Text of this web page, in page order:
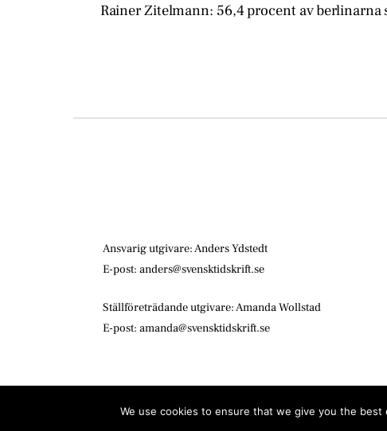
Rainer Zitelmann: 56,4 procent av
Ansvarig utgivare: Anders Ydstedt
E-post: anders@svensktidskrift.se
Ställföreträdande utgivare: Amanda Wollstad
E-post: amanda@svensktidskrift.se
We use cookies to ensure that we give you the